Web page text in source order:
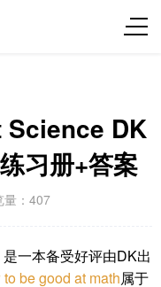
DK
习册+答案
量：407
一本备受好评由DK出
be good at math属于